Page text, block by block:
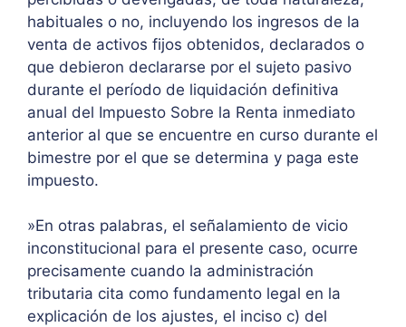
habituales o no, incluyendo los ingresos de la
venta de activos fijos obtenidos, declarados o
que debieron declararse por el sujeto pasivo
durante el período de liquidación definitiva
anual del Impuesto Sobre la Renta inmediato
anterior al que se encuentre en curso durante el
bimestre por el que se determina y paga este
impuesto.
»En otras palabras, el señalamiento de vicio
inconstitucional para el presente caso, ocurre
precisamente cuando la administración
tributaria cita como fundamento legal en la
explicación de los ajustes, el inciso c) del